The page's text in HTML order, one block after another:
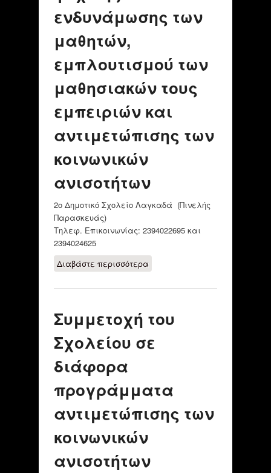
ενδυνάμωσης των
μαθητών,
εμπλουτισμού των
μαθησιακών τους
εμπειριών και
αντιμετώπισης των
κοινωνικών
ανισοτήτων
2ο Δημοτικό Σχολείο Λαγκαδά (Πινελής
Παρασκευάς)
Τηλεφ. Επικοινωνίας: 2394022695 και
2394024625
Διαβάστε περισσότεραγια Διάφορα
ψυχικής
μαθητών,
εμπλουτισμού των
μαθησιακών τους
εμπειριών και
ανισοτήτων
Συμμετοχή του
Σχολείου σε
διάφορα
προγράμματα
αντιμετώπισης των
κοινωνικών
ανισοτήτων